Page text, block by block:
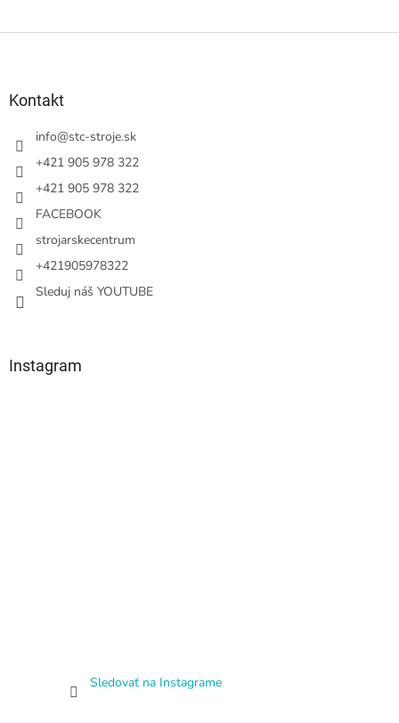
Kontakt
info@stc-stroje.sk
+421 905 978 322
+421 905 978 322
FACEBOOK
strojarskecentrum
+421905978322
Sleduj náš YOUTUBE
Instagram
Sledovať na Instagrame